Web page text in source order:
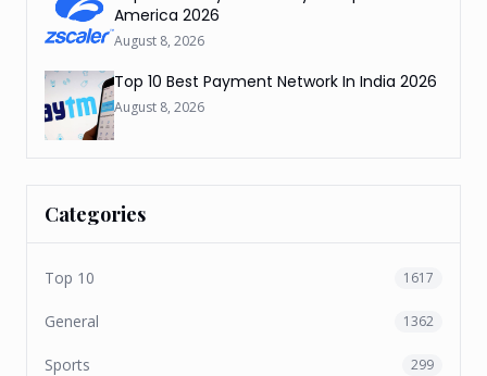
America 2026
August 8, 2026
Top 10 Best Payment Network In India 2026
August 8, 2026
Categories
Top 10 1617
General 1362
Sports 299